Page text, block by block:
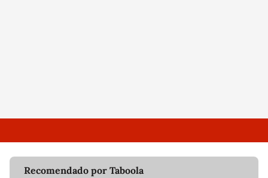
Recomendado por Taboola